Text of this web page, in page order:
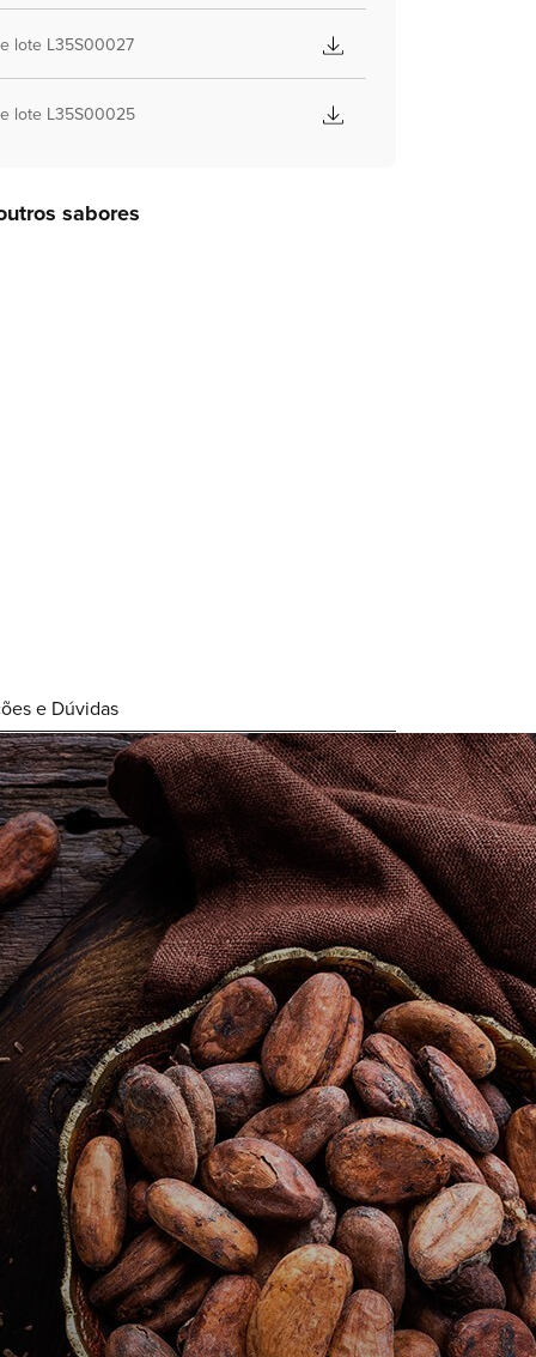
lote L35S00027
lote L35S00025
sabores
e Dúvidas